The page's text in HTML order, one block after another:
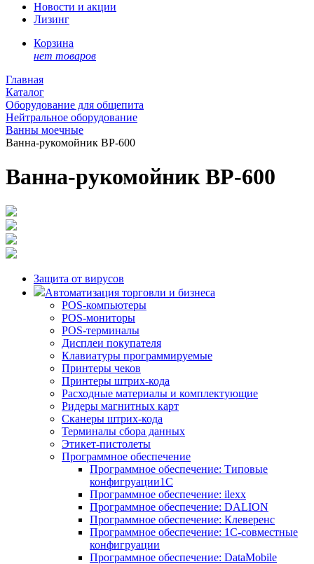
Новости и акции
Лизинг
Корзина
нет товаров
Главная
Каталог
Оборудование для общепита
Нейтральное оборудование
Ванны моечные
Ванна-рукомойник ВР-600
Ванна-рукомойник ВР-600
Защита от вирусов
Автоматизация торговли и бизнеса
POS-компьютеры
POS-мониторы
POS-терминалы
Дисплеи покупателя
Клавиатуры программируемые
Принтеры чеков
Принтеры штрих-кода
Расходные материалы и комплектующие
Ридеры магнитных карт
Сканеры штрих-кода
Терминалы сбора данных
Этикет-пистолеты
Программное обеспечение
Программное обеспечение: Типовые
конфигруации1С
Программное обеспечение: ilexx
Программное обеспечение: DALION
Программное обеспечение: Клеверенс
Программное обеспечение: 1С-совместные
конфигруации
Программное обеспечение: DataMobile